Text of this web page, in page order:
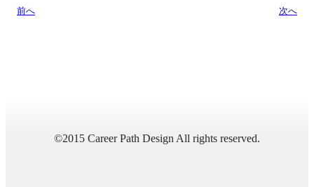
前へ 次へ
©2015 Career Path Design All rights reserved.